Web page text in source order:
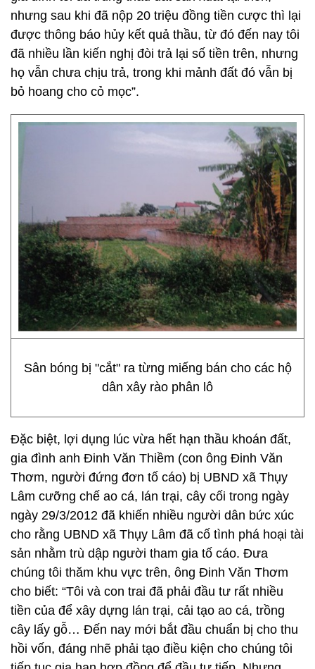
nhưng sau khi đã nộp 20 triệu đồng tiền cược thì lại
được thông báo hủy kết quả thầu, từ đó đến nay tôi
đã nhiều lần kiến nghị đòi trả lại số tiền trên, nhưng
họ vẫn chưa chịu trả, trong khi mảnh đất đó vẫn bị
bỏ hoang cho cỏ mọc”.
Sân bóng bị "cắt" ra từng miếng bán cho các hộ
dân xây rào phân lô
Đặc biệt, lợi dụng lúc vừa hết hạn thầu khoán đất,
gia đình anh Đinh Văn Thiềm (con ông Đinh Văn
Thơm, người đứng đơn tố cáo) bị UBND xã Thụy
Lâm cưỡng chế ao cá, lán trại, cây cối trong ngày
ngày 29/3/2012 đã khiến nhiều người dân bức xúc
cho rằng UBND xã Thụy Lâm đã cố tình phá hoại tài
sản nhằm trù dập người tham gia tố cáo. Đưa
chúng tôi thăm khu vực trên, ông Đinh Văn Thơm
cho biết: “Tôi và con trai đã phải đầu tư rất nhiều
tiền của để xây dựng lán trại, cải tạo ao cá, trồng
cây lấy gỗ… Đến nay mới bắt đầu chuẩn bị cho thu
hồi vốn, đáng nhẽ phải tạo điều kiện cho chúng tôi